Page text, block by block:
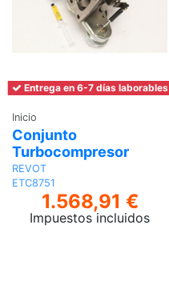
Entrega en 6-7 días laborables
Inicio
Conjunto
Turbocompresor
REVOT
ETC8751
1.568,91 €
Impuestos incluidos